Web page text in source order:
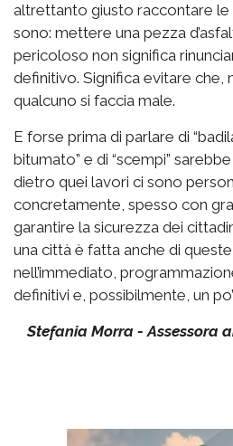
altrettanto giusto raccontare
sono: mettere una pezza
pericoloso non significa
definitivo. Significa evitare che,
qualcuno si faccia male.
E forse prima di parlare di
bitumato” e di “scempi”
dietro quei lavori ci sono
concretamente, spesso con
garantire la sicurezza dei
una città è fatta anche di
nell’immediato,
definitivi e, possibilmente, un
Stefania Morra - Assessora